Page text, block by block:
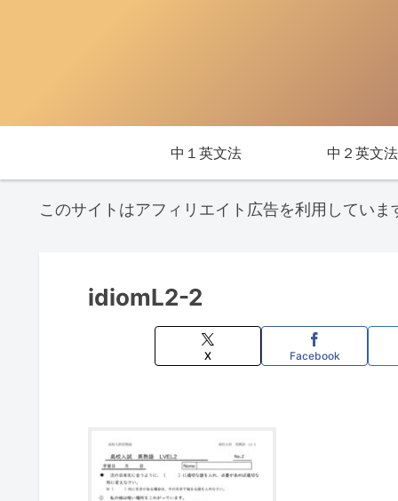
中１英文法 中２英文法
このサイトはアフィリエイト広告を利用していま
idiomL2-2
X Facebook